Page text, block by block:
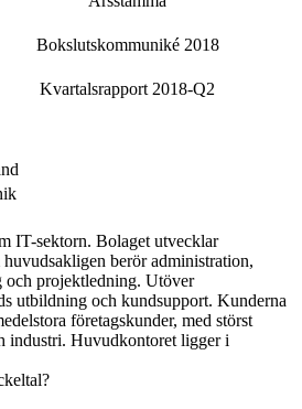
Bokslutskommuniké 2018
Kvartalsrapport 2018-Q2
IT-sektorn. Bolaget utvecklar
huvudsakligen berör administration,
och projektledning. Utöver
utbildning och kundsupport. Kunderna
företagskunder, med störst
industri. Huvudkontoret ligger i